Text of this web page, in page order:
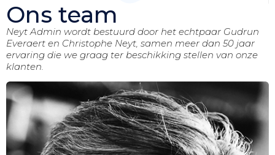
Ons team
Neyt Admin wordt bestuurd door het echtpaar Gudrun
Everaert en Christophe Neyt, samen meer dan 50 jaar
ervaring die we graag ter beschikking stellen van onze
klanten.